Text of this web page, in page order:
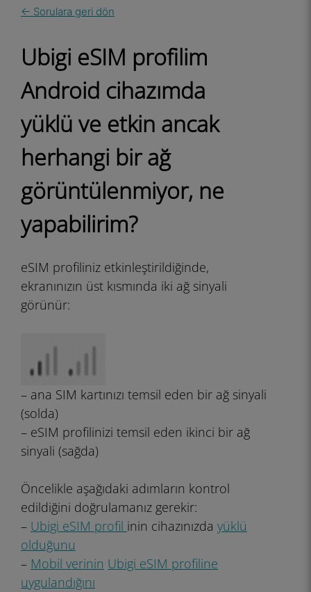
← Sorulara geri dön
Ubigi eSIM profilim
Android cihazımda
yüklü ve etkin ancak
herhangi bir ağ
görüntülenmiyor, ne
yapabilirim?
eSIM profiliniz etkinleştirildiğinde,
ekranınızın üst kısmında iki ağ sinyali
görünür:
– ana SIM kartınızı temsil eden bir ağ sinyali
(solda)
– eSIM profilinizi temsil eden ikinci bir ağ
sinyali (sağda)
Öncelikle aşağıdaki adımların kontrol
edildiğini doğrulamanız gerekir:
– Ubigi eSIM profil inin cihazınızda yüklü
olduğunu
– Mobil verinin Ubigi eSIM profiline
uygulandığını